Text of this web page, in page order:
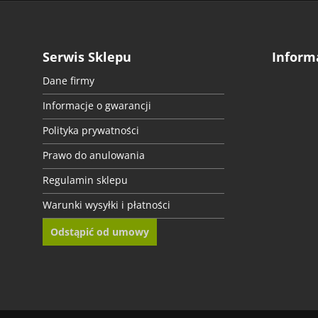
Instrukcję montażu znajdziesz tutaj!
Chcesz zamówić próbkę?Kliknij szary przycisk w danych produktu, aby
Masz pytania?Zadzwoń do nas – chętnie pomożemy!
Serwis Sklepu
Dane firmy
Informacje o gwarancji
Polityka prywatności
Prawo do anulowania
Regulamin sklepu
Warunki wysyłki i płatności
Odstąpić od umowy